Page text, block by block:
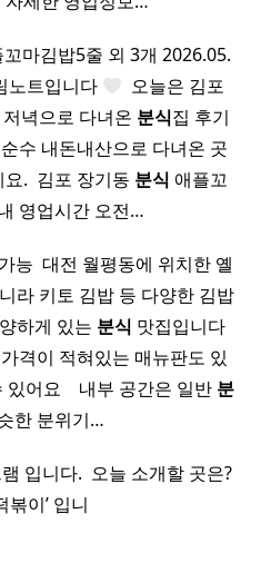
마김밥5줄 외 3개 2026.05.
노트입니다
​ 오늘은 김포
녁으로 다녀온 분식집 후기
수 내돈내산으로 다녀온 곳
. ​ 김포 장기동 분식 애플꼬
영업시간 오전…
능 ​ 대전 월평동에 위치한 옐
라 키토 김밥 등 다양한 김밥
하게 있는 분식 맛집입니다 ​ ​
격이 적혀있는 매뉴판도 있
어요 ​ ​ ​ 내부 공간은 일반 분
한 분위기…
입니다. ​ 오늘 소개할 곳은?
볶이’​ 입니